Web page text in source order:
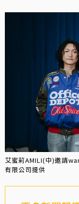
艾蜜莉AMILI(中)邀請
有限公司提供